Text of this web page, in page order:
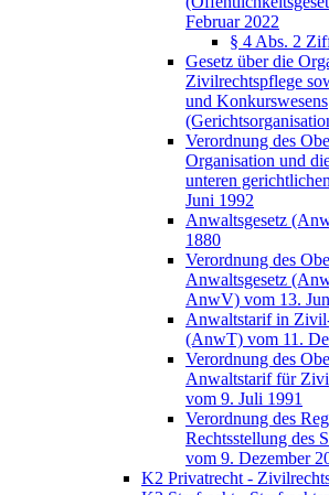
Februar 2022
§ 4 Abs. 2
Gesetz über die
Zivilrechtspflege
und Konkurswesens
Verordnung des
Organisation und
unteren
Juni 1992
Anwaltsgesetz
1880
Verordnung des
Anwaltsgesetz
AnwV) vom 13.
Anwaltstarif in
(AnwT) vom 11.
Verordnung des
Anwaltstarif für
vom 9. Juli 1991
Verordnung des
Rechtsstellung des
vom 9. Dezember
K2 Privatrecht -